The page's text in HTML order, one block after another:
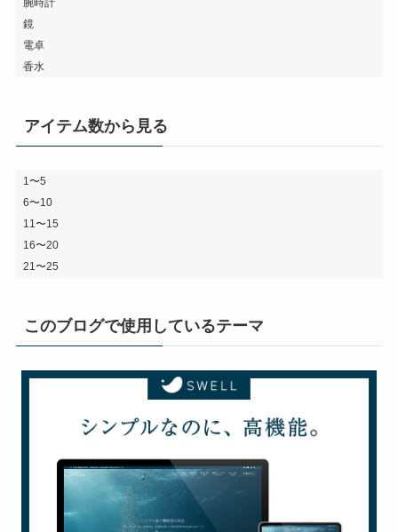
鏡
電卓
香水
アイテム数から見る
1〜5
6〜10
11〜15
16〜20
21〜25
このブログで使用しているテーマ